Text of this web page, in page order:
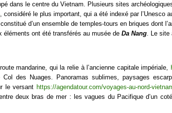
dans le centre du Vietnam. Plusieurs sites
, considéré le plus important, qui a été indexé par l’Unesco
d’un ensemble de temples-tours en briques dont
éléments ont été transférés au musée de Da Nang. Le site
mandarine, qui la relie à l’ancienne capitale impériale,
des Nuages. Panoramas sublimes, paysages
le versant https://agendatour.com/voyages-au-nord-
deux bras de mer : les vagues du Pacifique d’un